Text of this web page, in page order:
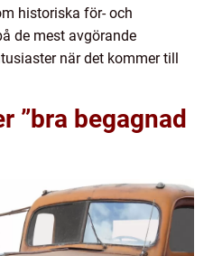
historiska för- och
de mest avgörande
när det kommer till
”bra begagnad